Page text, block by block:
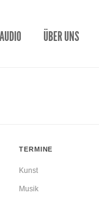
AUDIO ÜBER UNS
TERMINE
Kunst
Musik